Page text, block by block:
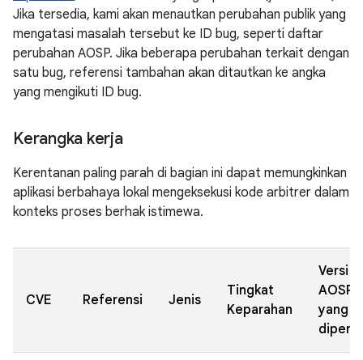
Jika tersedia, kami akan menautkan perubahan publik yang
mengatasi masalah tersebut ke ID bug, seperti daftar
perubahan AOSP. Jika beberapa perubahan terkait dengan
satu bug, referensi tambahan akan ditautkan ke angka
yang mengikuti ID bug.
Kerangka kerja
Kerentanan paling parah di bagian ini dapat memungkinkan
aplikasi berbahaya lokal mengeksekusi kode arbitrer dalam
konteks proses berhak istimewa.
CVE Referensi Jenis
Tingkat
Keparahan
Versi
AOSP
yang